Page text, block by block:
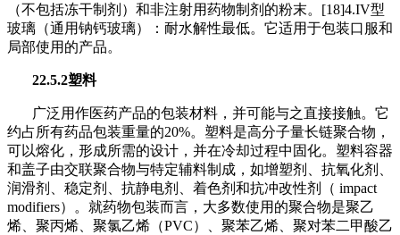
（不包括冻干制剂）和非注射用药物制剂的粉末。[18]4.IV型
玻璃（通用钠钙玻璃）：耐水解性最低。它适用于包装口服和
局部使用的产品。
22.5.2塑料
广泛用作医药产品的包装材料，并可能与之直接接触。它
约占所有药品包装重量的20%。塑料是高分子量长链聚合物，
可以熔化，形成所需的设计，并在冷却过程中固化。塑料容器
和盖子由交联聚合物与特定辅料制成，如增塑剂、抗氧化剂、
润滑剂、稳定剂、抗静电剂、着色剂和抗冲改性剂
（ impact
modifiers） 。就药物包装而言，大多数使用的聚合物是聚乙
烯、聚丙烯、聚氯乙烯（PVC）、聚苯乙烯、聚对苯二甲酸乙